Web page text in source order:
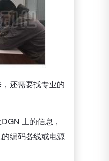
还需要找专业的
上的信息，
编码器线或电源